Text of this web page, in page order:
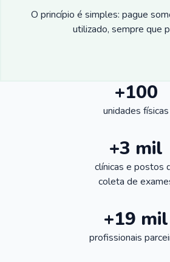
O princípio é simples: pague
utilizado, sempre que
+100
unidades físicas
+3 mil
clínicas e postos
coleta de
+19 mil
profissionais